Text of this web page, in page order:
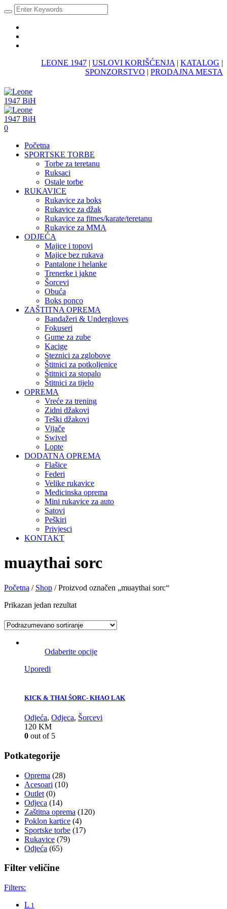
LEONE 1947 | USLOVI KORIŠĆENJA | KATALOG |
SPONZORSTVO | PRODAJNA MESTA
0
Početna
SPORTSKE TORBE
Torbe za teretanu
Ruksaci
Ostale torbe
RUKAVICE
Rukavice za boks
Rukavice za džak
Rukavice za fitnes/karate/teretanu
Rukavice za MMA
ODJEĆA
Majice i topovi
Majice bez rukava
Pantalone i helanke
Trenerke i jakne
Šorcevi
Obuća
Boks ponco
ZAŠTITNA OPREMA
Bandažeri & Undergloves
Fokuseri
Gume za zube
Kacige
Steznici za zglobove
Štitnici za potkoljenice
Štitnici za stopalo
Štitnici za tijelo
OPREMA
Vreće za trening
Zidni džakovi
Teški džakovi
Vijače
Swivel
Lopte
DODATNA OPREMA
Flašice
Federi
Velike rukavice
Medicinska oprema
Mini rukavice za auto
Satovi
Peškiri
Privjesci
KONTAKT
muaythai sorc
Početna / Shop / Proizvod označen „muaythai sorc“
Prikazan jedan rezultat
Odaberite opcije
Uporedi
KICK & THAI ŠORC- KHAO LAK
Odjeća, Odjeca, Šorcevi
120 KM
0 out of 5
Potkategorije
Oprema (28)
Acesoari (10)
Outlet (0)
Odjeca (14)
Zaštitna oprema (120)
Poklon kartice (4)
Sportske torbe (17)
Rukavice (79)
Odjeća (65)
Filter veličine
Filters:
L 1